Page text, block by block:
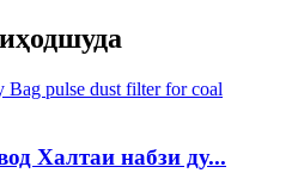
Халтаи набзи ду...